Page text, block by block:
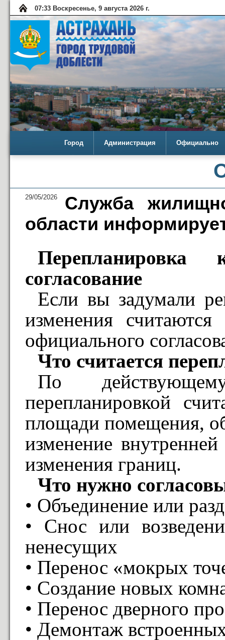
07:33 Воскресенье, 9 августа 2026 г.
Город Администрация Официально
29/05/2026
Служба
области
согласование
Если вы задумали
изменения
официального
Что считается
По
перепланировкой
площади помещения,
изменение
изменения границ.
Что нужно
• Объединение или
• Снос или
ненесущих
• Перенос «мокрых
• Создание новых
• Перенос дверного
• Демонтаж